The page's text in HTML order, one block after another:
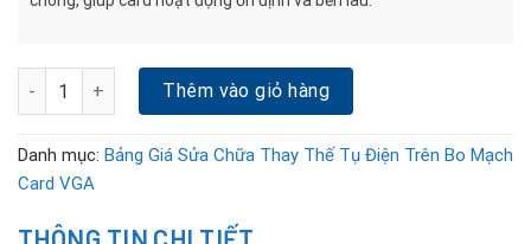
Thay sửa chữa thay thế tụ điện bo mạch card Vga RTX 2080 Ti
Thêm vào giỏ hàng
Danh mục: Bảng Giá Sửa Chữa Thay Thế Tụ Điện Trên Bo Mạch
Card VGA